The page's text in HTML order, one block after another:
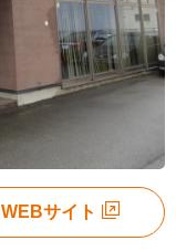
WEBサイト